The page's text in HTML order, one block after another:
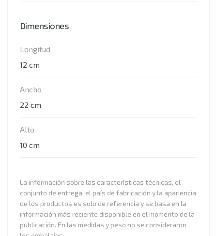
Dimensiones
Longitud
12 cm
Ancho
22 cm
Alto
10 cm
La información sobre las características técnicas, el
conjunto de entrega, el país de fabricación y la apariencia
de los productos es solo de referencia y se basa en la
información más reciente disponible en el momento de la
publicación. En las medidas y peso no se consideraron